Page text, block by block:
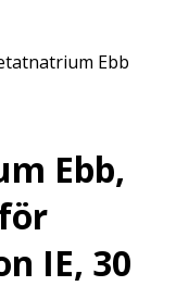
Ebb
Ebb,
IE, 30